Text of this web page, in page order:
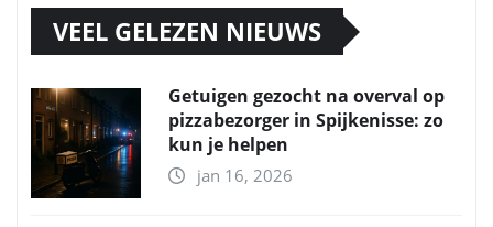
VEEL GELEZEN NIEUWS
Getuigen gezocht na overval op
pizzabezorger in Spijkenisse: zo
kun je helpen
jan 16, 2026